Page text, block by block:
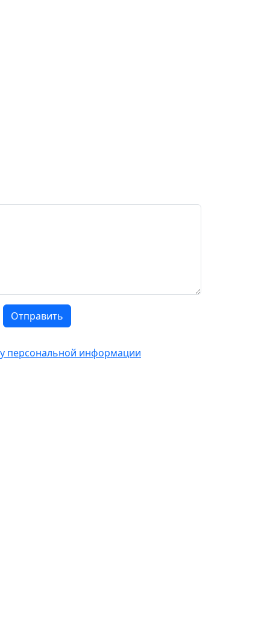
Отправить
персональной информации